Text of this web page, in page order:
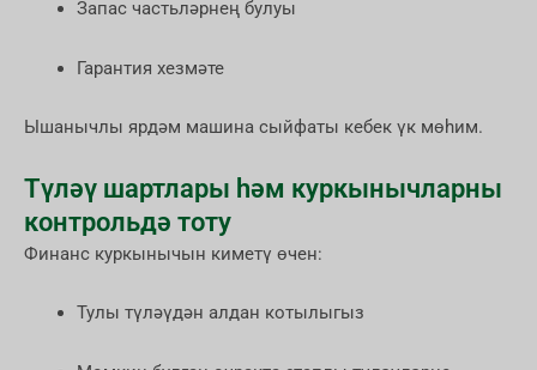
Запас частьләрнең булуы
Гарантия хезмәте
Ышанычлы ярдәм машина сыйфаты кебек үк мөһим.
Түләү шартлары һәм куркынычларны
контрольдә тоту
Финанс куркынычын киметү өчен:
Тулы түләүдән алдан котылыгыз